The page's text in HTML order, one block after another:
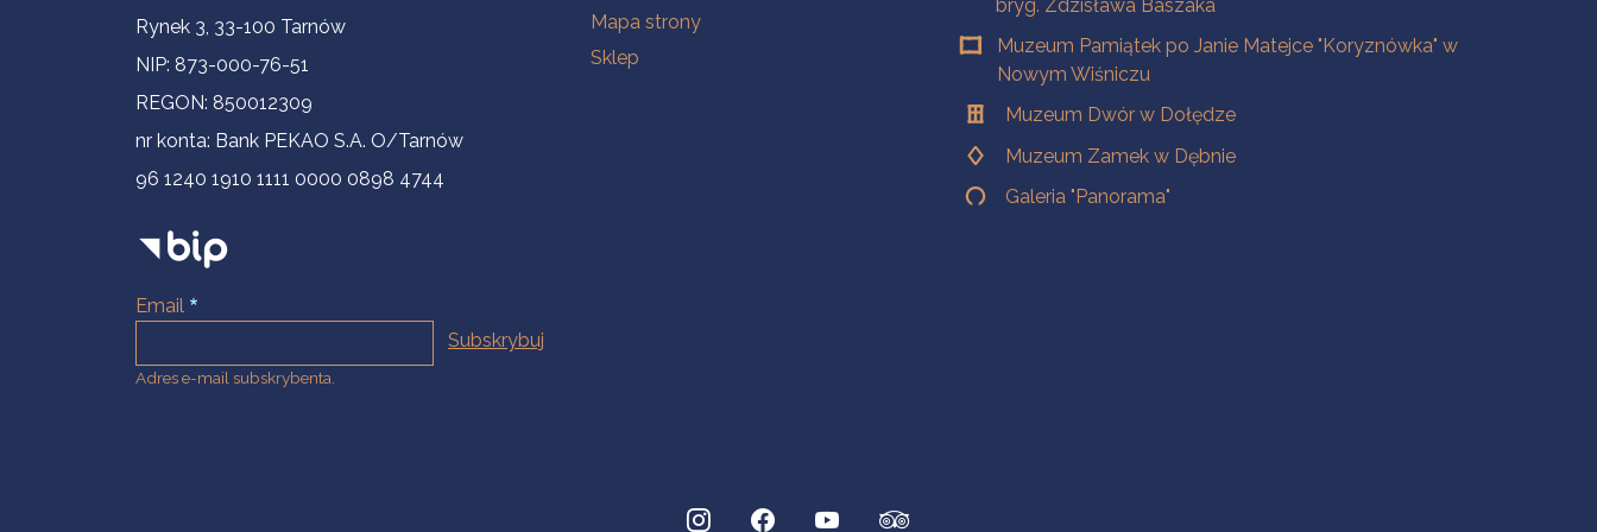
Informacje kontaktowe
Rynek 3, 33-100 Tarnów
NIP: 873-000-76-51
REGON: 850012309
nr konta: Bank PEKAO S.A. O/Tarnów
96 1240 1910 1111 0000 0898 4744
Email
Adres e-mail subskrybenta.
Mapa strony
Sklep
bryg. Zdzisława Baszaka
Muzeum Pamiątek po Janie Matejce "Koryznówka" w
Nowym Wiśniczu
Muzeum Dwór w Dołędze
Muzeum Zamek w Dębnie
Galeria "Panorama"